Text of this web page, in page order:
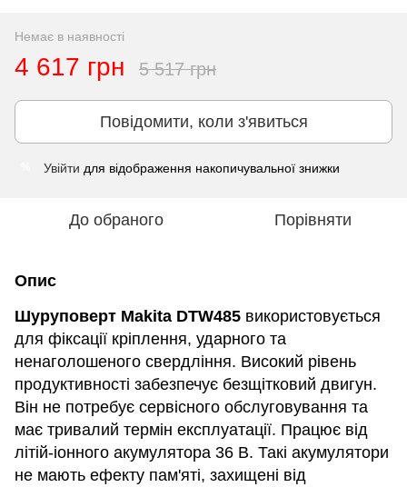
Немає в наявності
4 617 грн 5 517 грн
Повідомити, коли з'явиться
Увійти для відображення накопичувальної знижки
До обраного Порівняти
Опис
Шуруповерт Makita DTW485 використовується
для фіксації кріплення, ударного та
ненаголошеного свердління. Високий рівень
продуктивності забезпечує безщітковий двигун.
Він не потребує сервісного обслуговування та
має тривалий термін експлуатації. Працює від
літій-іонного акумулятора 36 В. Такі акумулятори
не мають ефекту пам'яті, захищені від